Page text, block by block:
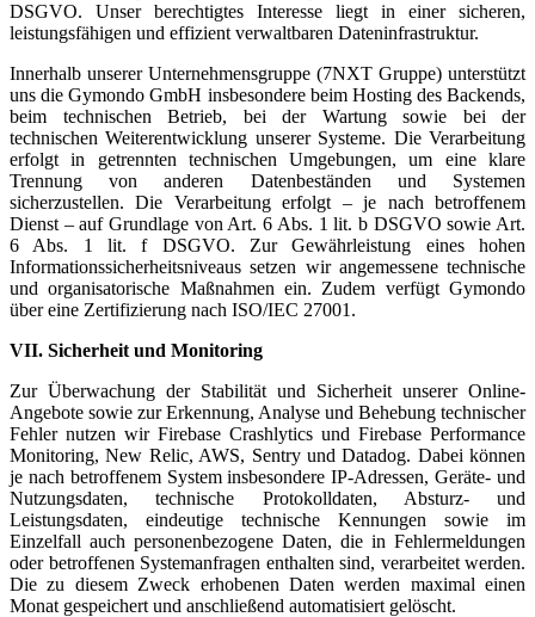
DSGVO. Unser berechtigtes Interesse liegt in einer sicheren,
leistungsfähigen und effizient verwaltbaren Dateninfrastruktur.
Innerhalb unserer Unternehmensgruppe (7NXT Gruppe) unterstützt
uns die Gymondo GmbH insbesondere beim Hosting des Backends,
beim technischen Betrieb, bei der Wartung sowie bei der
technischen Weiterentwicklung unserer Systeme. Die Verarbeitung
erfolgt in getrennten technischen Umgebungen, um eine klare
Trennung von anderen Datenbeständen und Systemen
sicherzustellen. Die Verarbeitung erfolgt – je nach betroffenem
Dienst – auf Grundlage von Art. 6 Abs. 1 lit. b DSGVO sowie Art.
6 Abs. 1 lit. f DSGVO. Zur Gewährleistung eines hohen
Informationssicherheitsniveaus setzen wir angemessene technische
und organisatorische Maßnahmen ein. Zudem verfügt Gymondo
über eine Zertifizierung nach ISO/IEC 27001.
VII. Sicherheit und Monitoring
Zur Überwachung der Stabilität und Sicherheit unserer Online-
Angebote sowie zur Erkennung, Analyse und Behebung technischer
Fehler nutzen wir Firebase Crashlytics und Firebase Performance
Monitoring, New Relic, AWS, Sentry und Datadog. Dabei können
je nach betroffenem System insbesondere IP-Adressen, Geräte- und
Nutzungsdaten, technische Protokolldaten, Absturz- und
Leistungsdaten, eindeutige technische Kennungen sowie im
Einzelfall auch personenbezogene Daten, die in Fehlermeldungen
oder betroffenen Systemanfragen enthalten sind, verarbeitet werden.
Die zu diesem Zweck erhobenen Daten werden maximal einen
Monat gespeichert und anschließend automatisiert gelöscht.